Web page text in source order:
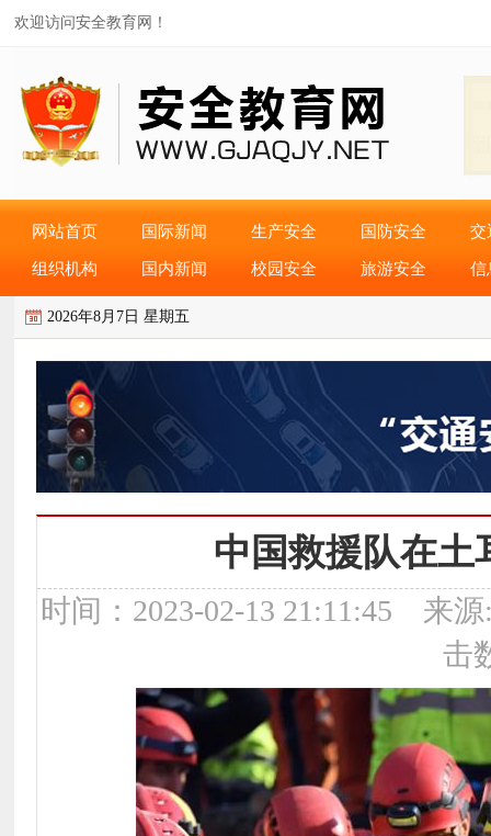
欢迎访问安全教育网！
网站首页 国际新闻 生产安全 国防安全 交
组织机构 国内新闻 校园安全 旅游安全 信
2026年8月7日 星期五
中国救援队在土
时间：2023-02-13 21:11:45 来
击